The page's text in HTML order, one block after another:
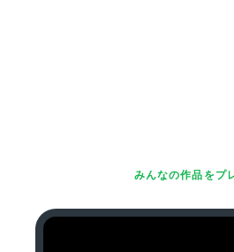
みんなの作品をプ